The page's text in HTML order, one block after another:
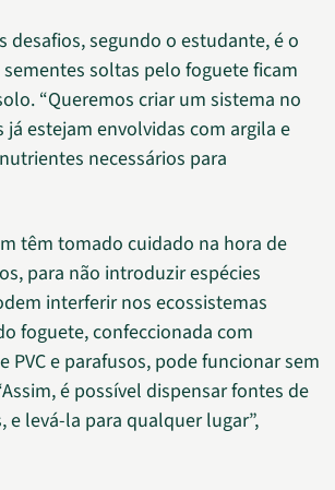
desafios, segundo o estudante, é o
soltas pelo foguete ficam
“Queremos criar um sistema no
já estejam envolvidas com argila e
necessários para
têm tomado cuidado na hora de
para não introduzir espécies
interferir nos ecossistemas
foguete, confeccionada com
PVC e parafusos, pode funcionar sem
é possível dispensar fontes de
e levá-la para qualquer lugar”,